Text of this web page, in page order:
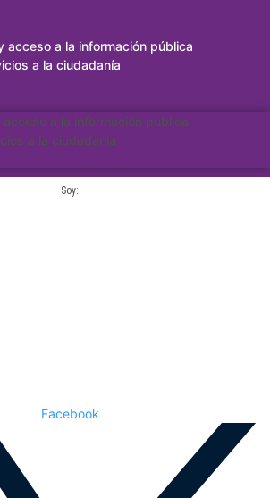
acceso a la información pública
a la ciudadanía
a la información pública
a la ciudadanía
Soy:
Facebook